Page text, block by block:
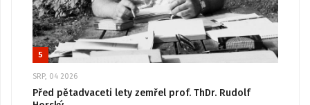
5
SRP, 04 2026
Před pětadvaceti lety zemřel prof. ThDr. Rudolf